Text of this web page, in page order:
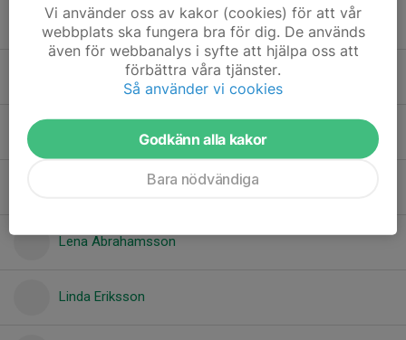
Josefin Ehngren
Kajsa Borgström
Karin Svartholm
Lena Abrahamsson
Linda Eriksson
Vi använder oss av kakor (cookies) för att vår
webbplats ska fungera bra för dig. De används
även för webbanalys i syfte att hjälpa oss att
förbättra våra tjänster.
Så använder vi cookies
Godkänn alla kakor
Bara nödvändiga